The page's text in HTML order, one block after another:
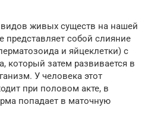
живых существ на нашей
представляет собой слияние
и яйцеклетки) с
который затем развивается в
У человека этот
при половом акте, в
попадает в маточную